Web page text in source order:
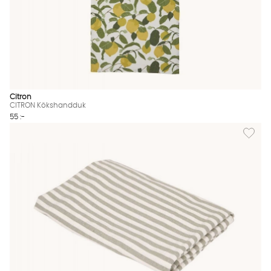
Citron
CITRON Kökshandduk
55 :-
Lägg